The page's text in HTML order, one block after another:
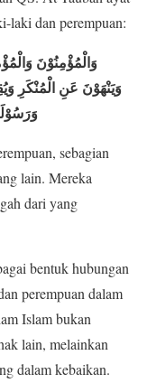
laki dan perempuan:
وَالْمُؤْمِنُوْنَ
وَيَنْهَوْنَ عَنِ الْمُنْكَرِ
sebagian
lain. Mereka
dari yang
bentuk hubungan
perempuan dalam
Islam bukan
lain, melainkan
dalam kebaikan.